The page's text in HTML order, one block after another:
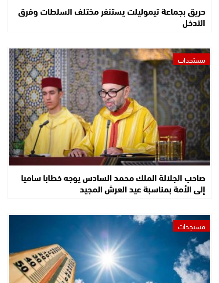
حريق بجماعة تيموليلت يستنفر مختلف السلطات وفرق
التدخل
مستجدات
صاحب الجلالة الملك محمد السادس يوجه خطابا ساميا
إلى الأمة بمناسبة عيد العرش المجيد
مستجدات